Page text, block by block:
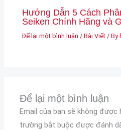
Hướng Dẫn 5 Cách
Seiken Chính Hãng và
Để lại một bình luận /Bài Viết / By
Để lại một bình luận
Email của bạn sẽ không được
trường bắt buộc được đánh